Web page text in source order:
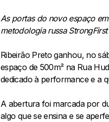
As portas do novo espaço
metodologia russa StrongFirst
Ribeirão Preto ganhou, no
espaço de 500m² na Rua
dedicado à performance e a
A abertura foi marcada por
algo que se ensina e se